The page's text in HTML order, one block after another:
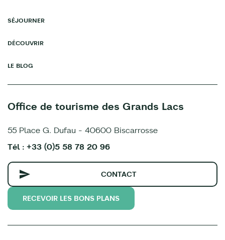
SÉJOURNER
DÉCOUVRIR
LE BLOG
Office de tourisme des Grands Lacs
55 Place G. Dufau - 40600 Biscarrosse
Tél : +33 (0)5 58 78 20 96
CONTACT
RECEVOIR LES BONS PLANS